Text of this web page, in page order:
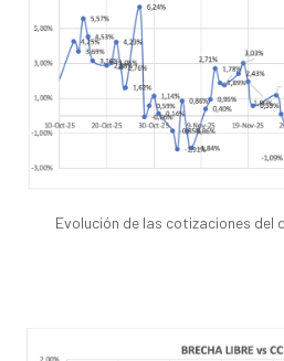
Evolución de las cotizaciones del